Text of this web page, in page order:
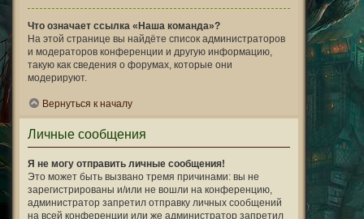
Что означает ссылка «Наша команда»?
На этой странице вы найдёте список администраторов
и модераторов конференции и другую информацию,
такую как сведения о форумах, которые они
модерируют.
Вернуться к началу
Личные сообщения
Я не могу отправить личные сообщения!
Это может быть вызвано тремя причинами: вы не
зарегистрированы и/или не вошли на конференцию,
администратор запретил отправку личных сообщений
на всей конференции или же администратор запретил